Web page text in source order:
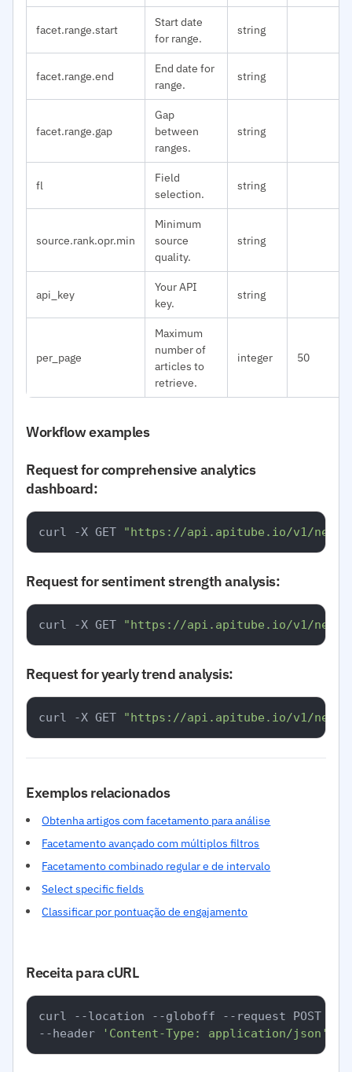
facet.range.start
Start date
for range.
string
facet.range.end
End date for
range.
string
facet.range.gap
Gap
between
ranges.
string
fl
Field
selection.
string
source.rank.opr.min
Minimum
source
quality.
string
api_key
Your API
key.
string
per_page
Maximum
number of
articles to
retrieve.
integer 50
Workflow examples
Request for comprehensive analytics
dashboard:
curl -X GET "https://api.apitube.io/v1/news/
Request for sentiment strength analysis:
curl -X GET "https://api.apitube.io/v1/news/
Request for yearly trend analysis:
curl -X GET "https://api.apitube.io/v1/news/
Exemplos relacionados
Obtenha artigos com facetamento para análise
Facetamento avançado com múltiplos filtros
Facetamento combinado regular e de intervalo
Select specific fields
Classificar por pontuação de engajamento
Receita para cURL
curl --location --globoff --request POST
--header
'Content-Type: application/json'